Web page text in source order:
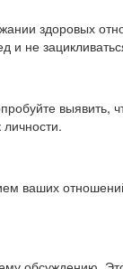
здоровых
и не
ваших